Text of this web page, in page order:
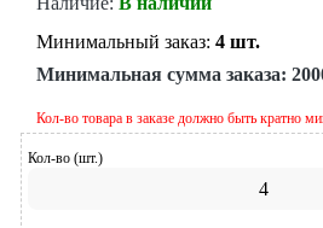
Минимальный заказ: 4 шт.
Минимальная сумма заказа:
Кол-во товара в заказе должно быть кратно
Кол-во (шт.)